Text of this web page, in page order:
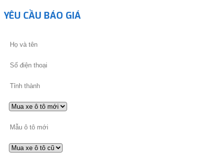
YÊU CẦU BÁO GIÁ